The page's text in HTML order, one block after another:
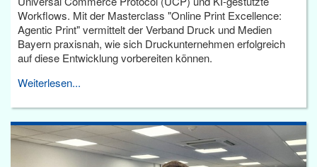
Workflows. Mit der Masterclass "Online Print Excellence:
Agentic Print" vermittelt der Verband Druck und Medien
Bayern praxisnah, wie sich Druckunternehmen erfolgreich
auf diese Entwicklung vorbereiten können.
Weiterlesen...